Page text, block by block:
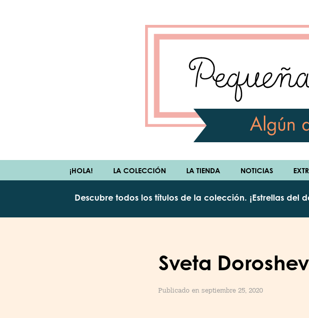
¡HOLA! LA COLECCIÓN LA TIENDA NOTICIAS
Descubre todos los títulos de la colección. ¡Estrellas del
Sveta
Publicado en septiembre 25, 2020